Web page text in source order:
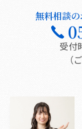
無料相談
受付
（